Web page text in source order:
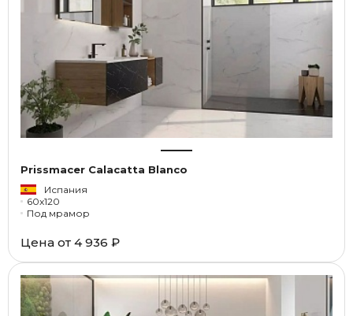
Prissmacer Calacatta Blanco
Испания
60x120
Под мрамор
Цена от 4 936 ₽